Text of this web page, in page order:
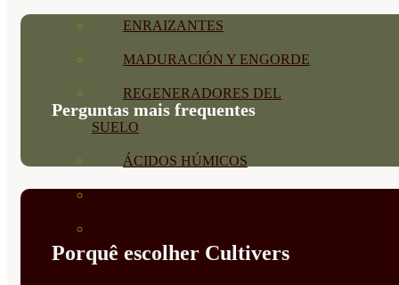
ENRAIZANTES
MADURACIÓN Y ENGORDE
REGENERADORES DEL
SUELO
ÁCIDOS HÚMICOS
PLANTAS
Perguntas mais frequentes
Porquê escolher Cultivers